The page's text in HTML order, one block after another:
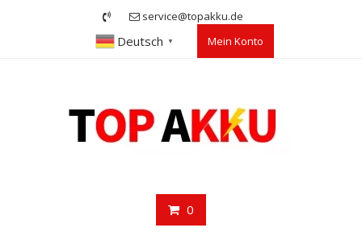
service@topakku.de
Deutsch ▼ Mein Konto
0